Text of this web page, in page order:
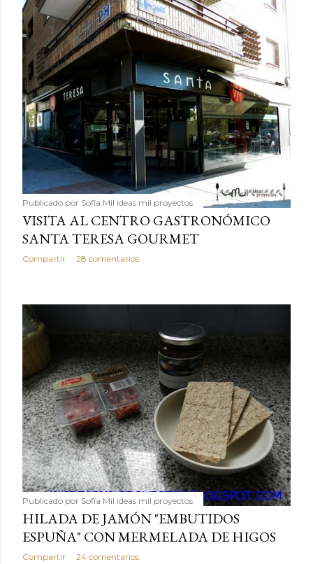
Publicado por Sofía Mil ideas mil proyectos
VISITA AL CENTRO GASTRONÓMICO
SANTA TERESA GOURMET
Compartir 28 comentarios
Publicado por Sofía Mil ideas mil proyectos
HILADA DE JAMÓN "EMBUTIDOS
ESPUÑA" CON MERMELADA DE HIGOS
Compartir 24 comentarios